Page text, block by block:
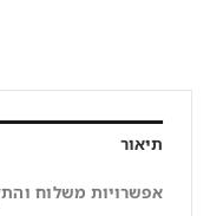
תיאור
אפשרויות משלוח